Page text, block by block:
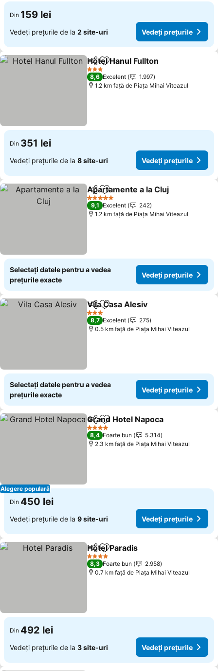
Din 159 lei
Vedeți prețurile de la 2 site-uri Vedeți prețurile
DistribuițiAdăugaţi la favorite
Hotel Hanul Fullton
3 Stele
8,6 Excelent
1.997
1.2 km faţă de Piaţa Mihai Viteazul
Din 351 lei
Vedeți prețurile de la 8 site-uri Vedeți prețurile
DistribuițiAdăugaţi la favorite
Apartamente a la Cluj
5 Stele
9,1 Excelent
242
1.2 km faţă de Piaţa Mihai Viteazul
Selectați datele pentru a vedea
prețurile exacte
Vedeți prețurile
DistribuițiAdăugaţi la favorite
Vila Casa Alesiv
3 Stele
8,7 Excelent
275
0.5 km faţă de Piaţa Mihai Viteazul
Selectați datele pentru a vedea
prețurile exacte
Vedeți prețurile
Alegere populară
DistribuițiAdăugaţi la favorite
Grand Hotel Napoca
4 Stele
8,4 Foarte bun
5.314
2.3 km faţă de Piaţa Mihai Viteazul
Din 450 lei
Vedeți prețurile de la 9 site-uri Vedeți prețurile
DistribuițiAdăugaţi la favorite
Hotel Paradis
4 Stele
8,3 Foarte bun
2.958
0.7 km faţă de Piaţa Mihai Viteazul
Din 492 lei
Vedeți prețurile de la 3 site-uri Vedeți prețurile